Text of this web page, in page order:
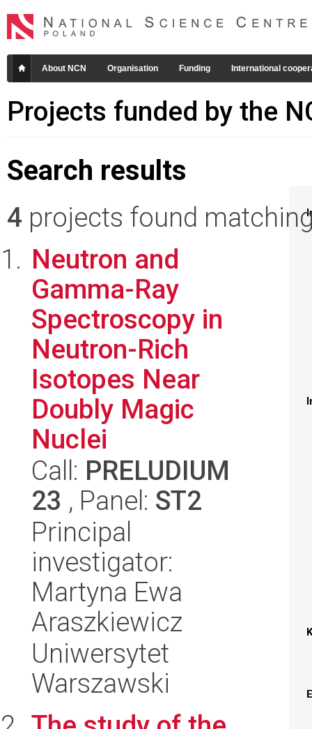
About NCN Organisation Funding International
Projects funded by the
Search results
4 projects found
Neutron and
Gamma-Ray
Spectroscopy in
Neutron-Rich
Isotopes Near
Doubly Magic
Nuclei
Call: PRELUDIUM
23 , Panel: ST2
Principal
investigator:
Martyna Ewa
Araszkiewicz
Uniwersytet
Warszawski